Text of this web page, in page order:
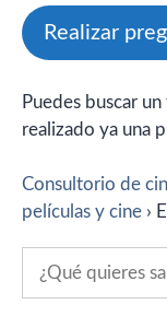
Realizar
Puedes buscar
realizado ya una
Consultorio de
películas y cine ›